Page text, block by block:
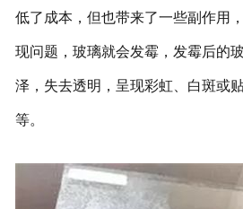
低了成本，但也带来了一些副作用
现问题，玻璃就会发霉，发霉后的
泽，失去透明，呈现彩虹、白斑或
等。